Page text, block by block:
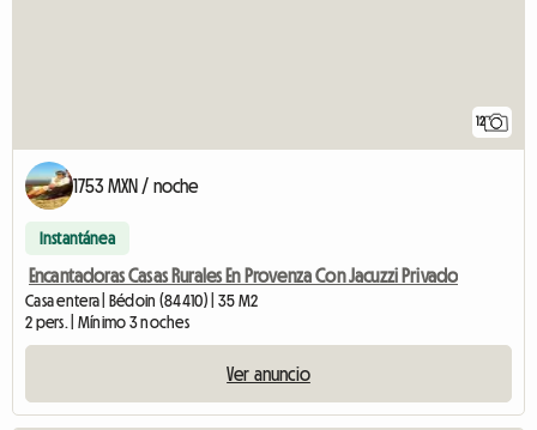
12
1753 MXN / noche
Instantánea
Encantadoras Casas Rurales En Provenza Con Jacuzzi Privado
Casa entera | Bédoin (84410) | 35 M2
2 pers. | Mínimo 3 noches
Ver anuncio